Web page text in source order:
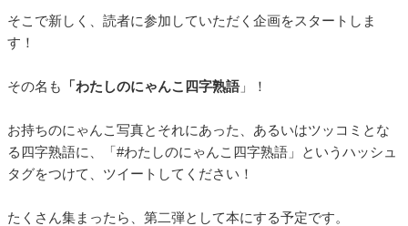
そこで新しく、読者に参加していただく企画をスタートしま
す！
その名も 「わたしのにゃんこ四字熟語」！
お持ちのにゃんこ写真とそれにあった、あるいはツッコミとな
る四字熟語に、「#わたしのにゃんこ四字熟語」というハッシュ
タグをつけて、ツイートしてください！
たくさん集まったら、第二弾として本にする予定です。